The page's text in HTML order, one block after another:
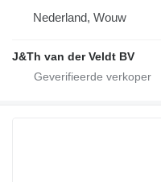
Nederland, Wouw
J&Th van der Veldt BV